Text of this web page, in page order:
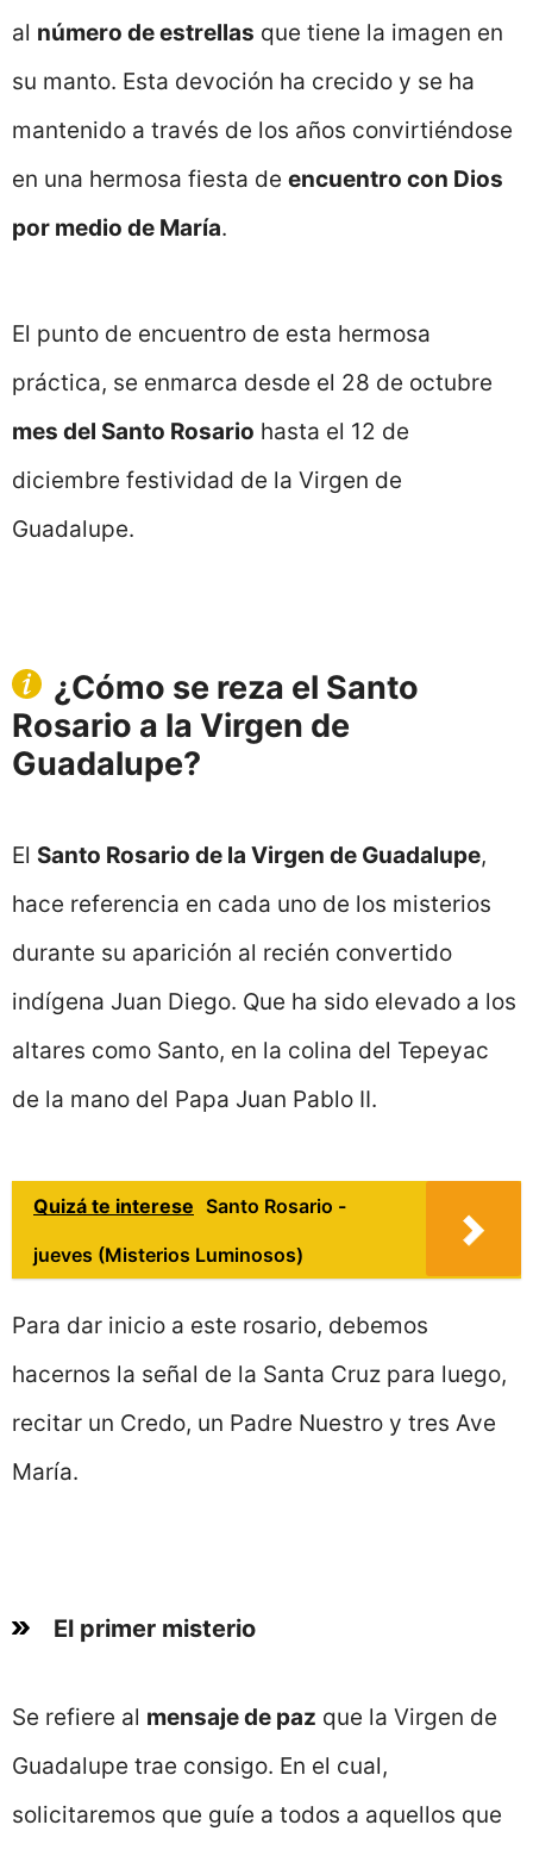
al número de estrellas que tiene la imagen en
su manto. Esta devoción ha crecido y se ha
mantenido a través de los años convirtiéndose
en una hermosa fiesta de encuentro con Dios
por medio de María.
El punto de encuentro de esta hermosa
práctica, se enmarca desde el 28 de octubre
mes del Santo Rosario hasta el 12 de
diciembre festividad de la Virgen de
Guadalupe.
¿Cómo se reza el Santo
Rosario a la Virgen de
Guadalupe?
El Santo Rosario de la Virgen de Guadalupe,
hace referencia en cada uno de los misterios
durante su aparición al recién convertido
indígena Juan Diego. Que ha sido elevado a los
altares como Santo, en la colina del Tepeyac
de la mano del Papa Juan Pablo II.
Quizá te interese Santo Rosario -
jueves (Misterios Luminosos)
Para dar inicio a este rosario, debemos
hacernos la señal de la Santa Cruz para luego,
recitar un Credo, un Padre Nuestro y tres Ave
María.
El primer misterio
Se refiere al mensaje de paz que la Virgen de
Guadalupe trae consigo. En el cual,
solicitaremos que guíe a todos a aquellos que